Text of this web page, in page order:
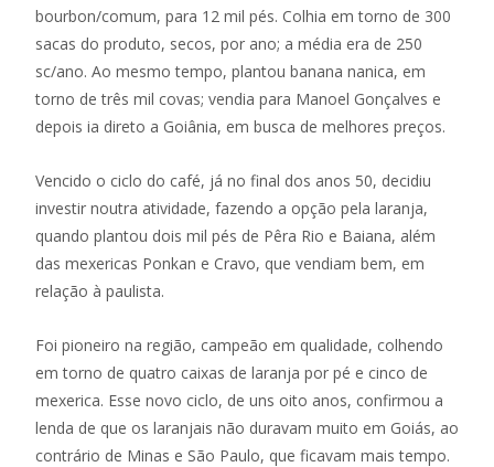
bourbon/comum, para 12 mil pés. Colhia em torno de 300
sacas do produto, secos, por ano; a média era de 250
sc/ano. Ao mesmo tempo, plantou banana nanica, em
torno de três mil covas; vendia para Manoel Gonçalves e
depois ia direto a Goiânia, em busca de melhores preços.
Vencido o ciclo do café, já no final dos anos 50, decidiu
investir noutra atividade, fazendo a opção pela laranja,
quando plantou dois mil pés de Pêra Rio e Baiana, além
das mexericas Ponkan e Cravo, que vendiam bem, em
relação à paulista.
Foi pioneiro na região, campeão em qualidade, colhendo
em torno de quatro caixas de laranja por pé e cinco de
mexerica. Esse novo ciclo, de uns oito anos, confirmou a
lenda de que os laranjais não duravam muito em Goiás, ao
contrário de Minas e São Paulo, que ficavam mais tempo.